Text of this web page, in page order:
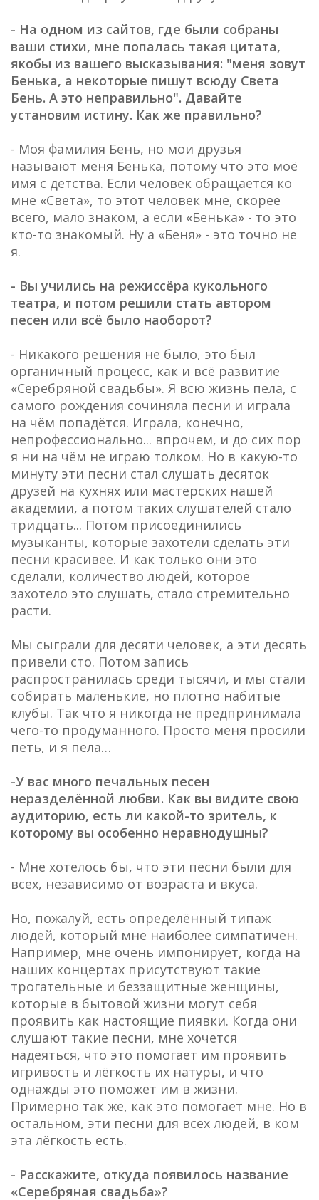
- На одном из сайтов, где были собраны
ваши стихи, мне попалась такая цитата,
якобы из вашего высказывания: "меня зовут
Бенька, а некоторые пишут всюду Света
Бень. А это неправильно". Давайте
установим истину. Как же правильно?
- Моя фамилия Бень, но мои друзья
называют меня Бенька, потому что это моё
имя с детства. Если человек обращается ко
мне «Света», то этот человек мне, скорее
всего, мало знаком, а если «Бенька» - то это
кто-то знакомый. Ну а «Беня» - это точно не
я.
- Вы учились на режиссёра кукольного
театра, и потом решили стать автором
песен или всё было наоборот?
- Никакого решения не было, это был
органичный процесс, как и всё развитие
«Серебряной свадьбы». Я всю жизнь пела, с
самого рождения сочиняла песни и играла
на чём попадётся. Играла, конечно,
непрофессионально... впрочем, и до сих пор
я ни на чём не играю толком. Но в какую-то
минуту эти песни стал слушать десяток
друзей на кухнях или мастерских нашей
академии, а потом таких слушателей стало
тридцать... Потом присоединились
музыканты, которые захотели сделать эти
песни красивее. И как только они это
сделали, количество людей, которое
захотело это слушать, стало стремительно
расти.
Мы сыграли для десяти человек, а эти десять
привели сто. Потом запись
распространилась среди тысячи, и мы стали
собирать маленькие, но плотно набитые
клубы. Так что я никогда не предпринимала
чего-то продуманного. Просто меня просили
петь, и я пела…
-У вас много печальных песен
неразделённой любви. Как вы видите свою
аудиторию, есть ли какой-то зритель, к
которому вы особенно неравнодушны?
- Мне хотелось бы, что эти песни были для
всех, независимо от возраста и вкуса.
Но, пожалуй, есть определённый типаж
людей, который мне наиболее симпатичен.
Например, мне очень импонирует, когда на
наших концертах присутствуют такие
трогательные и беззащитные женщины,
которые в бытовой жизни могут себя
проявить как настоящие пиявки. Когда они
слушают такие песни, мне хочется
надеяться, что это помогает им проявить
игривость и лёгкость их натуры, и что
однажды это поможет им в жизни.
Примерно так же, как это помогает мне. Но в
остальном, эти песни для всех людей, в ком
эта лёгкость есть.
- Расскажите, откуда появилось название
«Серебряная свадьба»?